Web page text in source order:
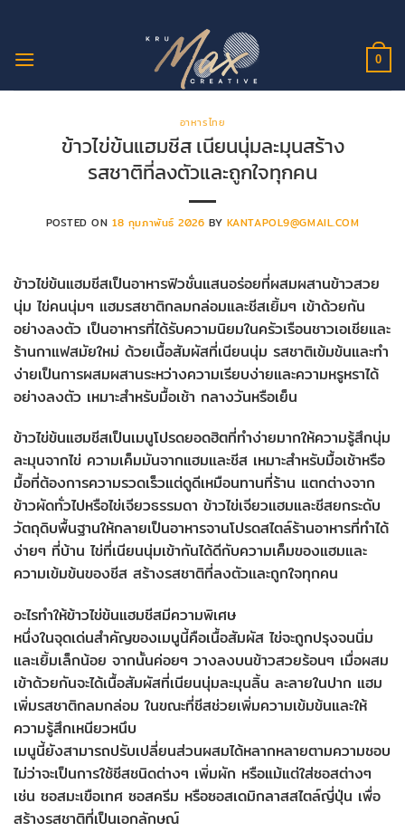
ยัง
0
อาหารไทย
ข้าวไข่ข้นแฮมชีส เนียนนุ่มละมุนสร้าง
รสชาติที่ลงตัวและถูกใจทุกคน
POSTED ON18 กุมภาพันธ์ 2026 BY KANTAPOL9@GMAIL.COM
ข้าวไข่ข้นแฮมชีสเป็นอาหารฟิวชั่นแสนอร่อยที่ผสมผสานข้าวสวย
นุ่ม ไข่คนนุ่มๆ แฮมรสชาติกลมกล่อมและชีสเยิ้มๆ เข้าด้วยกัน
อย่างลงตัว เป็นอาหารที่ได้รับความนิยมในครัวเรือนชาวเอเชียและ
ร้านกาแฟสมัยใหม่ ด้วยเนื้อสัมผัสที่เนียนนุ่ม รสชาติเข้มข้นและทำ
ง่ายเป็นการผสมผสานระหว่างความเรียบง่ายและความหรูหราได้
อย่างลงตัว เหมาะสำหรับมื้อเช้า กลางวันหรือเย็น
ข้าวไข่ข้นแฮมชีสเป็นเมนูโปรดยอดฮิตที่ทำง่ายมากให้ความรู้สึกนุ่ม
ละมุนจากไข่ ความเค็มมันจากแฮมและชีส เหมาะสำหรับมื้อเช้าหรือ
มื้อที่ต้องการความรวดเร็วแต่ดูดีเหมือนทานที่ร้าน แตกต่างจาก
ข้าวผัดทั่วไปหรือไข่เจียวธรรมดา ข้าวไข่เจียวแฮมและชีสยกระดับ
วัตถุดิบพื้นฐานให้กลายเป็นอาหารจานโปรดสไตล์ร้านอาหารที่ทำได้
ง่ายๆ ที่บ้าน ไข่ที่เนียนนุ่มเข้ากันได้ดีกับความเค็มของแฮมและ
ความเข้มข้นของชีส สร้างรสชาติที่ลงตัวและถูกใจทุกคน
อะไรทำให้ข้าวไข่ข้นแฮมชีสมีความพิเศษ
หนึ่งในจุดเด่นสำคัญของเมนูนี้คือเนื้อสัมผัส ไข่จะถูกปรุงจนนิ่ม
และเยิ้มเล็กน้อย จากนั้นค่อยๆ วางลงบนข้าวสวยร้อนๆ เมื่อผสม
เข้าด้วยกันจะได้เนื้อสัมผัสที่เนียนนุ่มละมุนลิ้น ละลายในปาก แฮม
เพิ่มรสชาติกลมกล่อม ในขณะที่ชีสช่วยเพิ่มความเข้มข้นและให้
ความรู้สึกเหนียวหนึบ
เมนูนี้ยังสามารถปรับเปลี่ยนส่วนผสมได้หลากหลายตามความชอบ
ไม่ว่าจะเป็นการใช้ชีสชนิดต่างๆ เพิ่มผัก หรือแม้แต่ใส่ซอสต่างๆ
เช่น ซอสมะเขือเทศ ซอสครีม หรือซอสเดมิกลาสสไตล์ญี่ปุ่น เพื่อ
สร้างรสชาติที่เป็นเอกลักษณ์